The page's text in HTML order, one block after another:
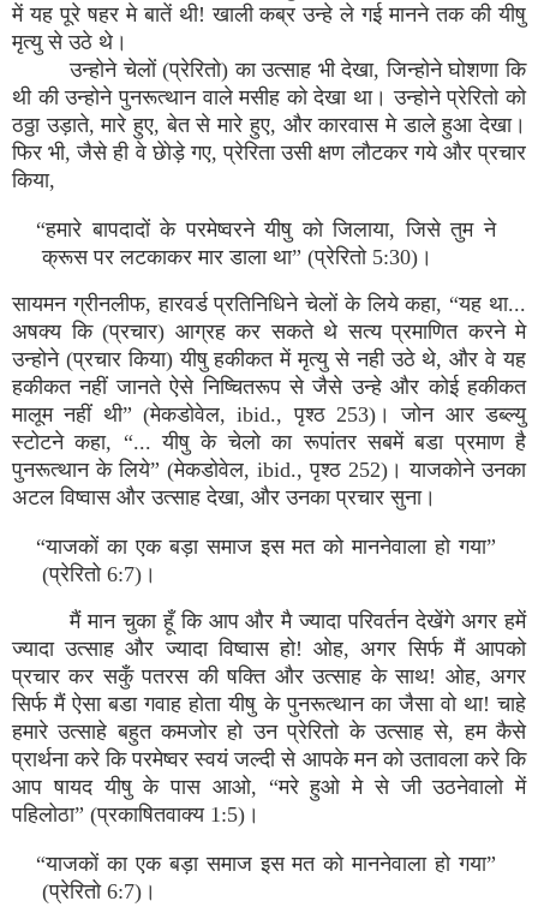
में यह पूरे षहर मे बातें थी! खाली कब्र उन्‍हे ले गई मानने तक की यीषु
मृत्‍यु से उठे थे।
उन्‍होने चेलों (प्रेरितो) का उत्‍साह भी देखा, जिन्‍होने घोशणा कि
थी की उन्‍होने पुनरूत्‍थान वाले मसीह को देखा था। उन्‍होने प्रेरितो को
ठठ्ठा उड़ाते, मारे हुए, बेत से मारे हुए, और कारवास मे डाले हुआ देखा।
फिर भी, जैसे ही वे छेोड़े गए, प्रेरिता उसी क्षण लौटकर गये और प्रचार
किया,
“हमारे बापदादों के परमेष्‍वरने यीषु को जिलाया, जिसे तुम ने
क्रूस पर लटकाकर मार डाला था” (प्रेरितो 5:30)।
सायमन ग्रीनलीफ, हारवर्ड प्रतिनिधिने चेलों के लिये कहा, “यह था...
अषक्‍य कि (प्रचार) आग्रह कर सकते थे सत्‍य प्रमाणित करने मे
उन्‍होने (प्रचार किया) यीषु हकीकत में मृत्‍यु से नही उठे थे, और वे यह
हकीकत नहीं जानते ऐसे निष्‍चितरूप से जैसे उन्‍हे और कोई हकीकत
मालूम नहीं थी” (मेकडोवेल, ibid., पृश्‍ठ 253)। जोन आर डब्‍ल्‍यु
स्‍टोटने कहा, “... यीषु के चेलो का रूपांतर सबमें बडा प्रमाण है
पुनरूत्‍थान के लिये” (मेकडोवेल, ibid., पृश्‍ठ 252)। याजकोने उनका
अटल विष्‍वास और उत्‍साह देखा, और उनका प्रचार सुना।
“याजकों का एक बड़ा समाज इस मत को माननेवाला हो गया”
(प्रेरितो 6:7)।
मैं मान चुका हूँ कि आप और मै ज्‍यादा परिवर्तन देखेंगे अगर हमें
ज्‍यादा उत्‍साह और ज्‍यादा विष्‍वास हो! ओह, अगर सिर्फ मैं आपको
प्रचार कर सकुँ पतरस की षक्‍ति और उत्‍साह के साथ! ओह, अगर
सिर्फ मैं ऐसा बडा गवाह होता यीषु के पुनरूत्‍थान का जैसा वो था! चाहे
हमारे उत्‍साहे बहुत कमजोर हो उन प्रेरितो के उत्‍साह से, हम कैसे
प्रार्थना करे कि परमेष्‍वर स्‍वयं जल्‍दी से आपके मन को उतावला करे कि
आप षायद यीषु के पास आओ, “मरे हुओ मे से जी उठनेवालो में
पहिलोठा” (प्रकाषितवाक्‍य 1:5)।
“याजकों का एक बड़ा समाज इस मत को माननेवाला हो गया”
(प्रेरितो 6:7)।